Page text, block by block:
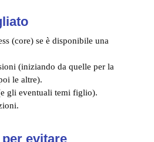
(core) se è disponibile una
(iniziando da quelle per la
le altre).
gli eventuali temi figlio).
evitare